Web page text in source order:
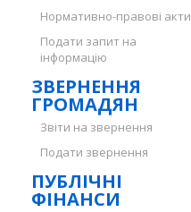
Нормативно-правові акти
Подати запит на
інформацію
ЗВЕРНЕННЯ
ГРОМАДЯН
Звіти на звернення
Подати звернення
ПУБЛІЧНІ
ФІНАНСИ